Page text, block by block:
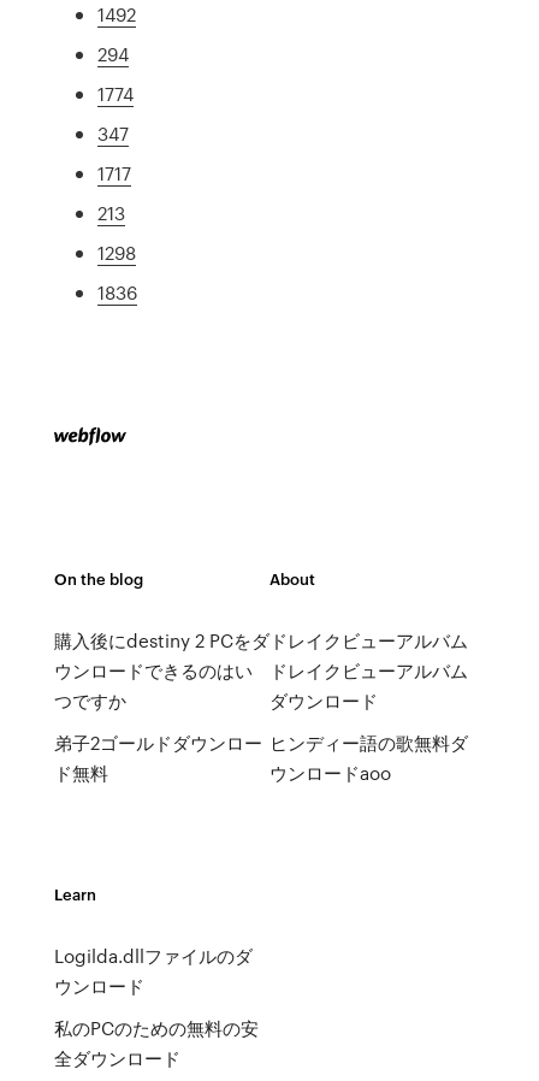
1492
294
1774
347
1717
213
1298
1836
On the blog
購入後にdestiny 2 PCをダ
ウンロードできるのはい
つですか
弟子2ゴールドダウンロー
ド無料
About
ドレイクビューアルバム
ドレイクビューアルバム
ダウンロード
ヒンディー語の歌無料ダ
ウンロードaoo
Learn
Logilda.dllファイルのダ
ウンロード
私のPCのための無料の安
全ダウンロード